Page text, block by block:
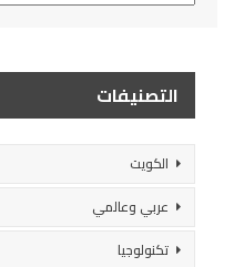
التصنيفات
الكويت
عربي وعالمي
تكنولوجيا